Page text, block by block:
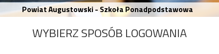
Powiat Augustowski - Szkoła Ponadpodstawowa
WYBIERZ SPOSÓB LOGOWANIA